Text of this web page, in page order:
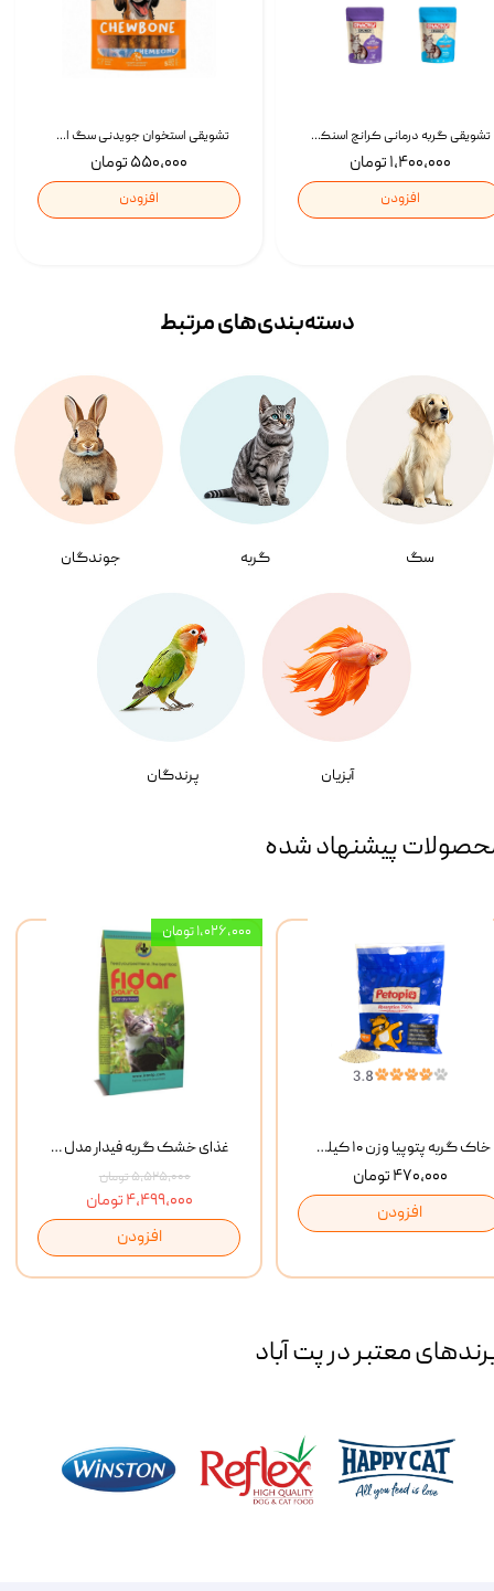
تشویقی استخوان جویدنی سگ اسنکی کرانچی با طعم مرغ Snacky Crunchy Munchy وزن 100 گرم
۵۵۰,۰۰۰ تومان
افزودن
تشویقی گربه درمانی کرانچ اسنکی با طعم میکس Snacky Crunch Cat Treats وزن 60 گرم بسته 4 عددی
۱,۴۰۰,۰۰۰ تومان
افزودن
سگ گربه جوندگان
آبزیان پرندگان
دسته‌بندی‌‌های مرتبط
پیشنهاد شده
غذای خشک گربه فیدار مدل Adult وزن 10 کیلوگرم
۵,۵۲۵,۰۰۰ تومان
۴,۴۹۹,۰۰۰ تومان
افزودن
۱,۰۲۶,۰۰۰ تومان
خاک گربه پتوپیا وزن ۱۰ کیلوگرم
۴۷۰,۰۰۰ تومان
افزودن
معتبر در پت آباد